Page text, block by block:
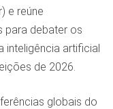
e reúne
para debater os
inteligência artificial
de 2026.
globais do